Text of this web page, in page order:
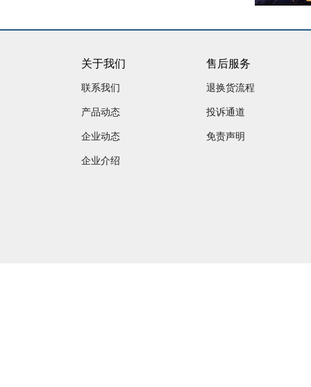
关于我们
联系我们
产品动态
企业动态
企业介绍
售后服务
退换货流程
投诉通道
免责声明